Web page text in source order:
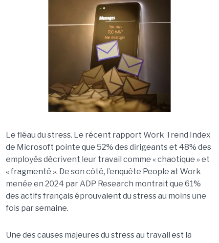
Le fléau du stress. Le récent rapport Work Trend Index
de Microsoft pointe que 52% des dirigeants et 48% des
employés décrivent leur travail comme « chaotique » et
« fragmenté ». De son côté, l’enquête People at Work
menée en 2024 par ADP Research montrait que 61%
des actifs français éprouvaient du stress au moins une
fois par semaine.
Une des causes majeures du stress au travail est la